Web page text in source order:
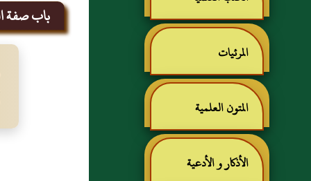
المرئيات
المتون العلمية
الأذكار و الأدعية
باب صفة